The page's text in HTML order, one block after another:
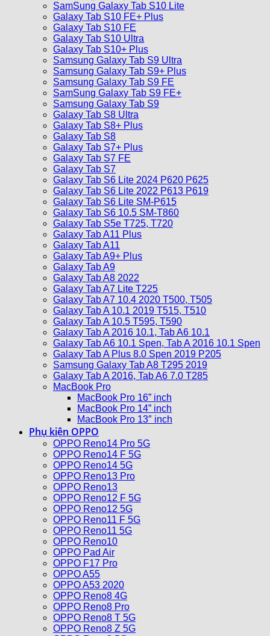
SamSung Galaxy Tab S10 Lite
Galaxy Tab S10 FE+ Plus
Galaxy Tab S10 FE
Galaxy Tab S10 Ultra
Galaxy Tab S10+ Plus
Samsung Galaxy Tab S9 Ultra
Samsung Galaxy Tab S9+ Plus
Samsung Galaxy Tab S9 FE
SamSung Galaxy Tab S9 FE+
Samsung Galaxy Tab S9
Galaxy Tab S8 Ultra
Galaxy Tab S8+ Plus
Galaxy Tab S8
Galaxy Tab S7+ Plus
Galaxy Tab S7 FE
Galaxy Tab S7
Galaxy Tab S6 Lite 2024 P620 P625
Galaxy Tab S6 Lite 2022 P613 P619
Galaxy Tab S6 Lite SM-P615
Galaxy Tab S6 10.5 SM-T860
Galaxy Tab S5e T725, T720
Galaxy Tab A11 Plus
Galaxy Tab A11
Galaxy Tab A9+ Plus
Galaxy Tab A9
Galaxy Tab A8 2022
Galaxy Tab A7 Lite T225
Galaxy Tab A7 10.4 2020 T500, T505
Galaxy Tab A 10.1 2019 T515, T510
Galaxy Tab A 10.5 T595, T590
Galaxy Tab A 2016 10.1, Tab A6 10.1
Galaxy Tab A6 10.1 Spen, Tab A 2016 10.1 Spen
Galaxy Tab A Plus 8.0 Spen 2019 P205
Samsung Galaxy Tab A8 T295 2019
Galaxy Tab A 2016, Tab A6 7.0 T285
MacBook Pro
MacBook Pro 16” inch
MacBook Pro 14” inch
MacBook Pro 13″ inch
Phụ kiện OPPO
OPPO Reno14 Pro 5G
OPPO Reno14 F 5G
OPPO Reno14 5G
OPPO Reno13 Pro
OPPO Reno13
OPPO Reno12 F 5G
OPPO Reno12 5G
OPPO Reno11 F 5G
OPPO Reno11 5G
OPPO Reno10
OPPO Pad Air
OPPO F17 Pro
OPPO A55
OPPO A53 2020
OPPO Reno8 4G
OPPO Reno8 Pro
OPPO Reno8 T 5G
OPPO Reno8 Z 5G